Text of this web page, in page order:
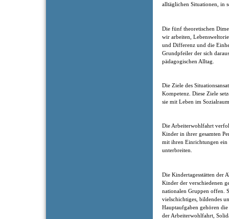
alltäglichen Situationen, in
Die fünf theoretischen
wir arbeiten,
und Differenz und die
Grundpfeiler der sich
pädagogischen Alltag.
Die Ziele des
Kompetenz. Diese Ziele
sie mit Leben im
Die Arbeiterwohlfahrt
Kinder in ihrer gesamten
mit ihren Einrichtungen ein
unterbreiten.
Die Kindertagesstätten der
Kinder der verschiedenen
nationalen Gruppen offen.
vielschichtiges, bildendes
Hauptaufgaben gehören
der Arbeiterwohlfahrt,